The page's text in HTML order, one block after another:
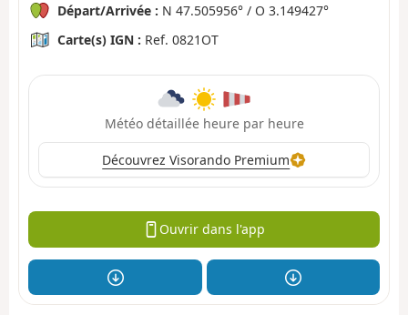
Départ/Arrivée : N 47.505956° / O 3.149427°
Carte(s) IGN : Ref. 0821OT
Météo détaillée heure par heure
Découvrez Visorando Premium
Ouvrir dans l'app